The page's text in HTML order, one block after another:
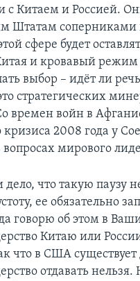
с Китаем и Россией.
Штатам соперниками
сфере будет
и кровавый
выбор – идёт ли
стратегических
времен войн в
кризиса 2008 года у
вопросах мирового
что такую паузу
ее обязательно
говорю об этом в
Китаю или
что в США существует
отдавать